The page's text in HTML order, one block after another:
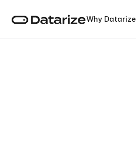
Why Datarize